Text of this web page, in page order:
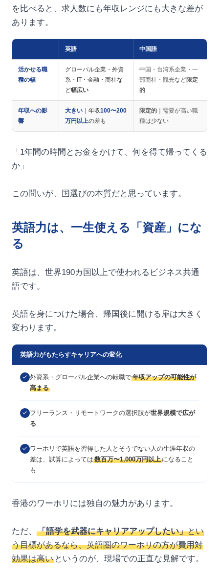
を比べると、求人数にも年収レンジにも大きな差が
あります。
英語 中国語
活かせる職
種の幅
グローバル企業・外資
系・IT・金融・商社な
ど幅広い
中国・台湾系企業・一
部商社・観光など限定
的
年収への影
響
大きい ｜年収100〜200
万円以上の差も
限定的｜需要が高い職
種は少ない
「1年間の時間とお金をかけて、何を得て帰ってくる
か」
この問いが、国選びの本質だと思っています。
英語力は、一生使える「資産」にな
る
英語は、世界190カ国以上で使われるビジネス共通
語です。
英語を身につけた場合、帰国後に開ける扉は大きく
変わります。
英語力がもたらすキャリアへの変化
外資系・グローバル企業への転職で年収アップの可能性が
高まる
フリーランス・リモートワークの選択肢が世界規模で広が
る
ワーホリで英語を習得した人とそうでない人の生涯年収の
差は、試算によっては数百万〜1,000万円以上になること
も
香港のワーホリには独自の魅力があります。
ただ、 「語学を武器にキャリアアップしたい」とい
う目標があるなら、英語圏のワーホリの方が費用対
効果は高いというのが、現場での正直な見解です。